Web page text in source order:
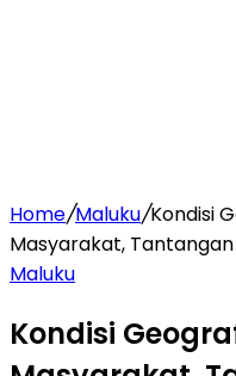
Home/Maluku/Kondisi
Masyarakat,
Maluku
Kondisi